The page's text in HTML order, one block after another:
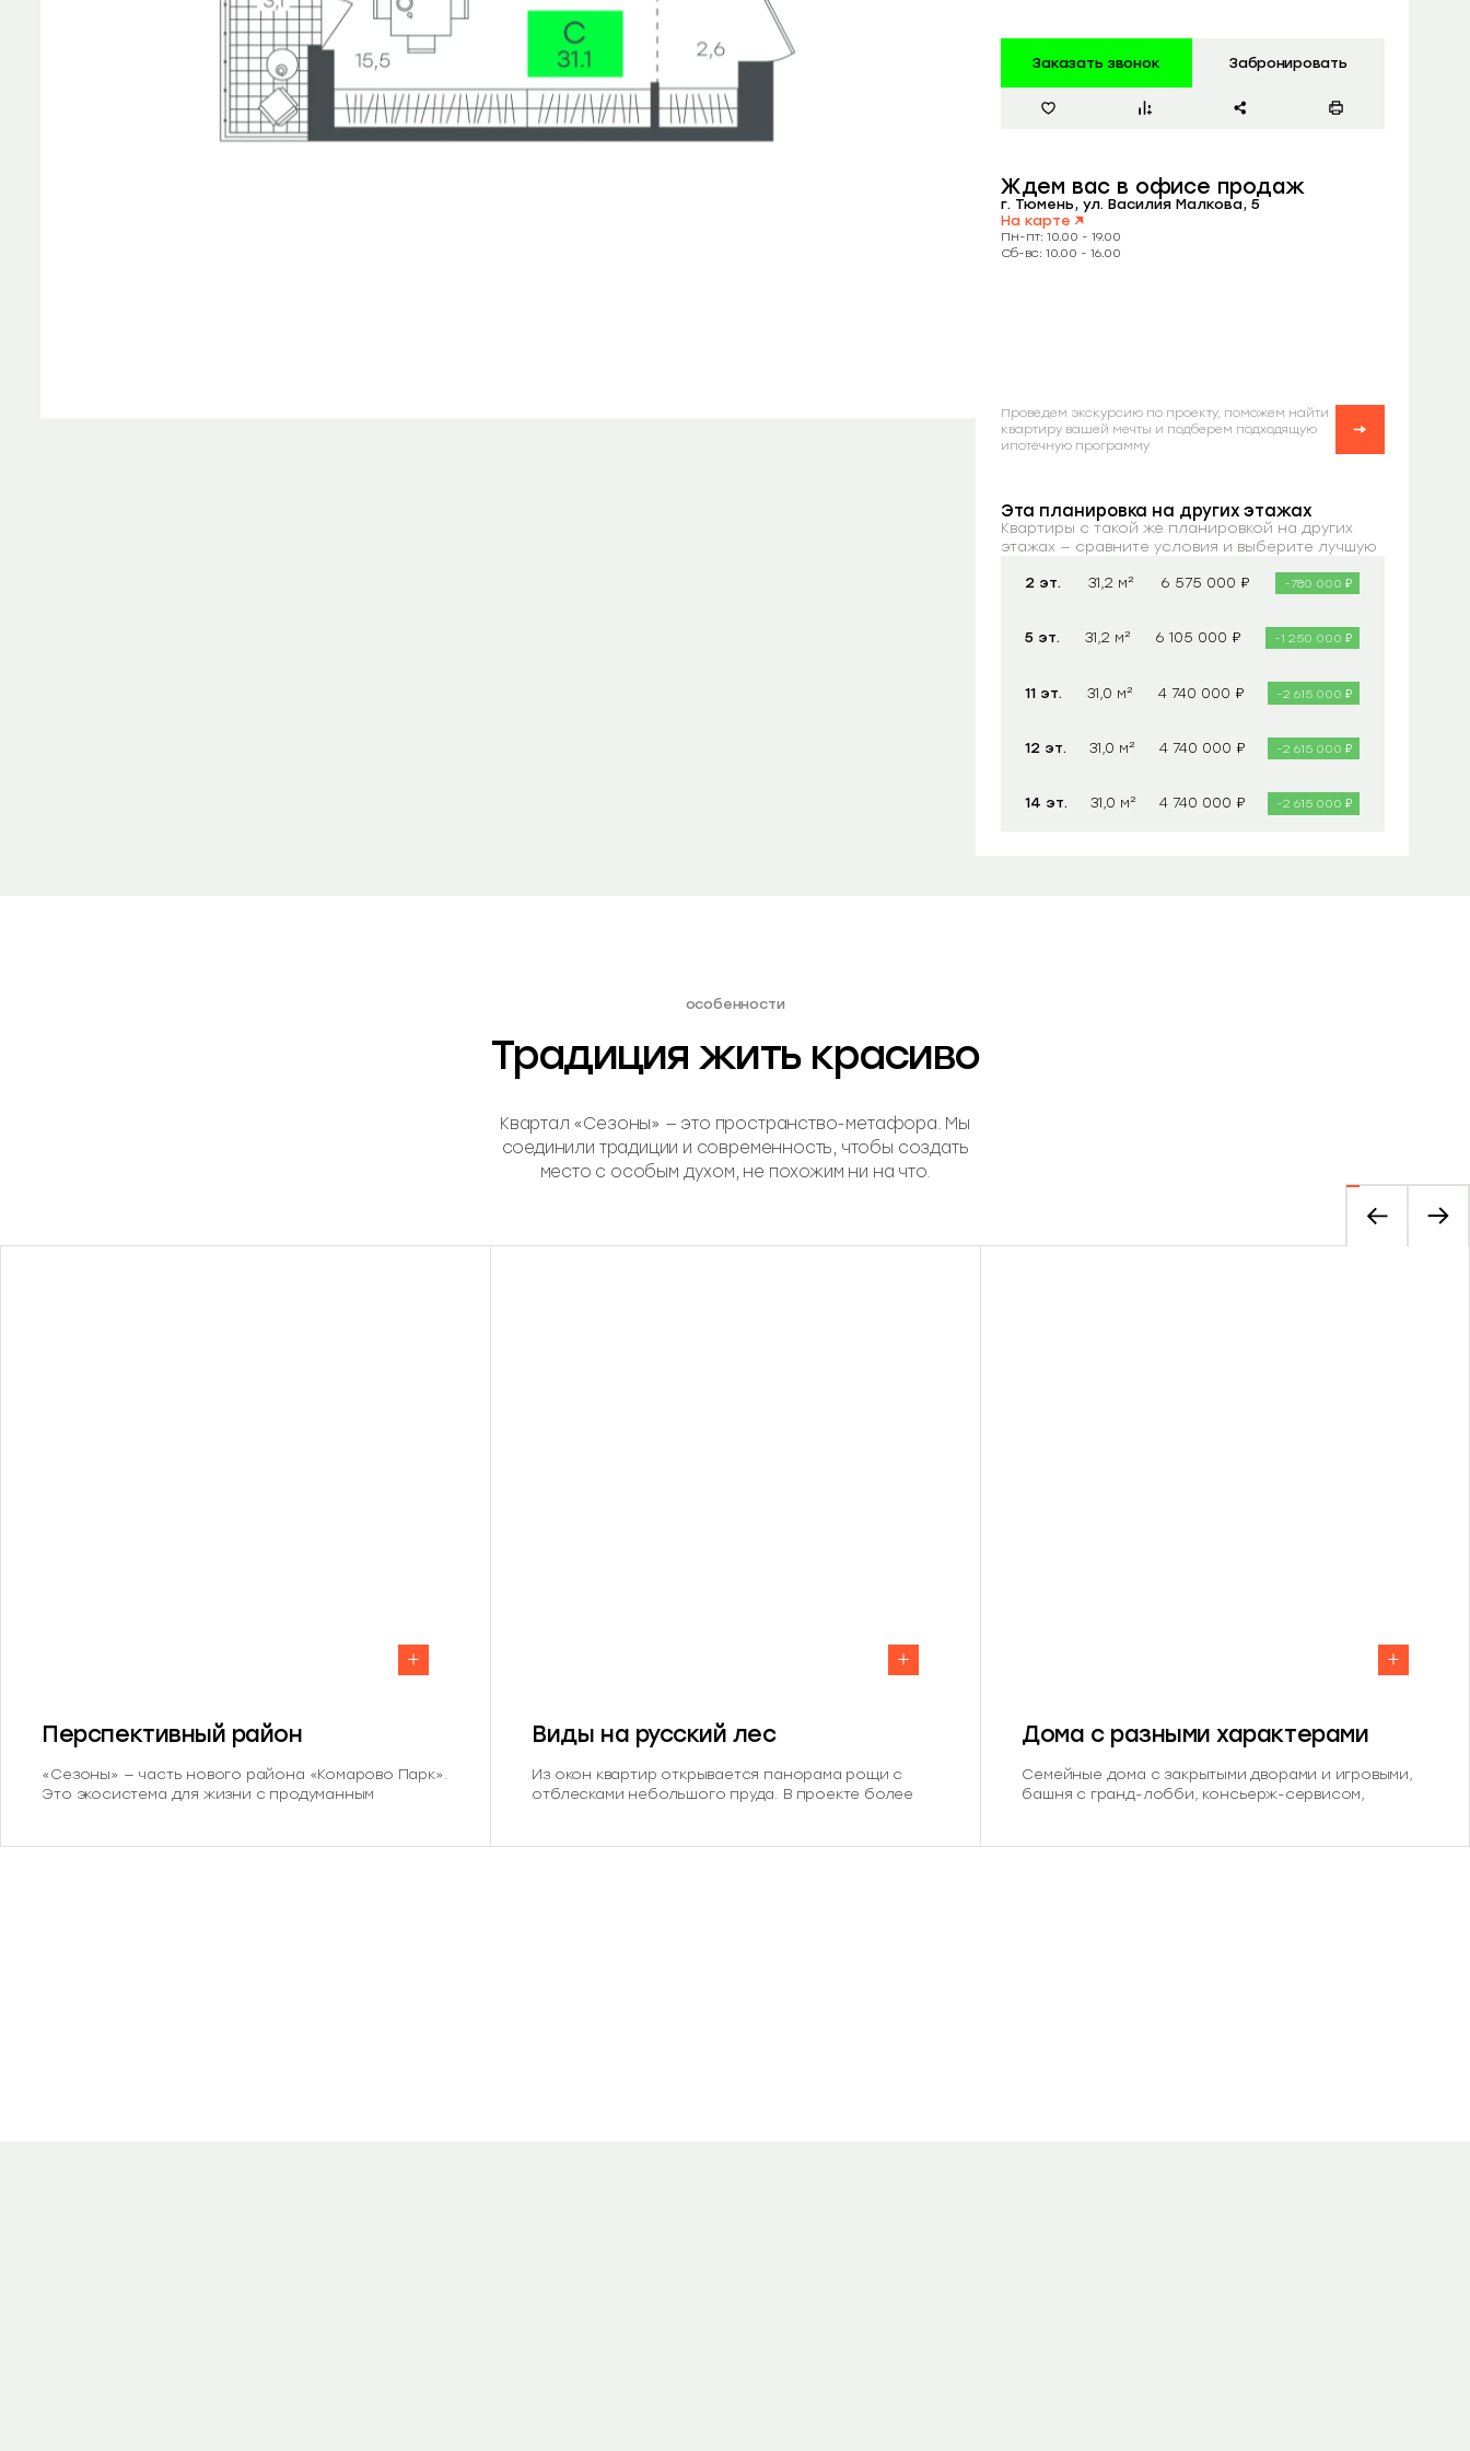
Заказать звонок Забронировать
Ждем васв офисе продаж
г. Тюмень, ул. Василия Малкова, 5
На карте
Пн-пт: 10.00 - 19.00
Сб-вс: 10.00 - 16.00
Проведем экскурсию по проекту, поможем найти
квартиру вашей мечты и подберем подходящую
ипотечную программу
Эта планировка на других этажах
Квартиры с такой же планировкой на других
этажах — сравните условия и выберите лучшую
2 эт. 31,2 м² 6 575 000 ₽ -780 000 ₽
5 эт. 31,2 м² 6 105 000 ₽ -1 250 000 ₽
11 эт. 31,0 м² 4 740 000 ₽ -2 615 000 ₽
12 эт. 31,0 м² 4 740 000 ₽ -2 615 000 ₽
14 эт. 31,0 м² 4 740 000 ₽ -2 615 000 ₽
особенности
Традиция жить красиво
Квартал «Сезоны» — это пространство-метафора. Мы
соединили традиции и современность, чтобы создать
место с особым духом, не похожим ни на что.
Перспективный район
«Сезоны» — часть нового района «Комарово Парк».
Это экосистема для жизни с продуманным
многофункциональный кластер.
Виды на русский лес
Из окон квартир открывается панорама рощи с
отблесками небольшого пруда. В проекте более
Дома с разными характерами
Семейные дома с закрытыми дворами и игровыми,
башня с гранд-лобби, консьерж-сервисом,
среду для жизни.